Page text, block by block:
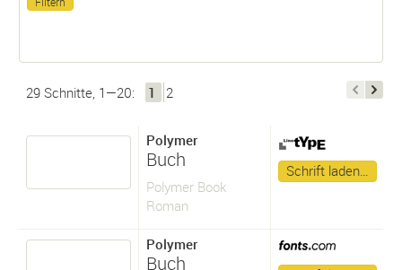
29 Schnitte, 1—20: 1 2
Polymer
Buch
Polymer Book
Roman
Schrift laden…
Polymer
Buch